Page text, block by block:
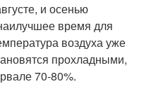
и осенью
время для
воздуха уже
прохладными,
70-80%.